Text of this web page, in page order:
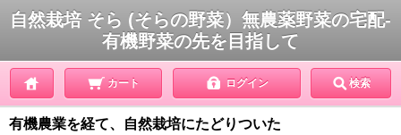
自然栽培 そら (そらの野菜）無農薬野菜の宅配-
有機野菜の先を目指して
カート ログイン 検索
有機農業を経て、自然栽培にたどりついた